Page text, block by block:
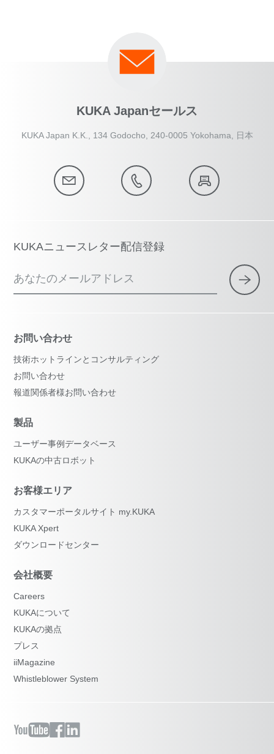
KUKA Japanセールス
KUKA Japan K.K., 134 Godocho, 240-0005 Yokohama, 日本
KUKAニュースレター配信登録
あなたのメールアドレス
お問い合わせ
技術ホットラインとコンサルティング
お問い合わせ
報道関係者様お問い合わせ
製品
ユーザー事例データベース
KUKAの中古ロボット
お客様エリア
カスタマーポータルサイト my.KUKA
KUKA Xpert
ダウンロードセンター
会社概要
Careers
KUKAについて
KUKAの拠点
プレス
iiMagazine
Whistleblower System